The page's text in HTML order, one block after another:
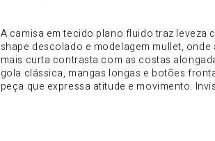
A camisa em tecido plano fluido traz leveza
shape descolado e modelagem mullet, onde
mais curta contrasta com as costas
gola clássica, mangas longas e botões
peça que expressa atitude e movimento.